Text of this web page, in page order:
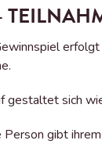
gestaltet sich
Person gibt